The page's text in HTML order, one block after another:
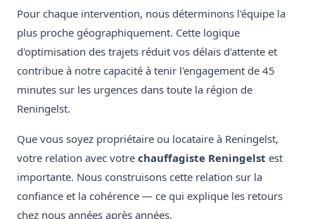
Pour chaque intervention, nous déterminons l'équipe la
plus proche géographiquement. Cette logique
d'optimisation des trajets réduit vos délais d'attente et
contribue à notre capacité à tenir l'engagement de 45
minutes sur les urgences dans toute la région de
Reningelst.
Que vous soyez propriétaire ou locataire à Reningelst,
votre relation avec votre chauffagiste Reningelst est
importante. Nous construisons cette relation sur la
confiance et la cohérence — ce qui explique les retours
chez nous années après années.